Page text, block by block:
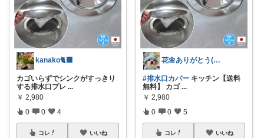
kanako🐈‍⬛
カゴいらずでシンクがすっきり
する排水口プレ ...
￥ 2,980
0 0 4
コレ いいね
花🌼ありがとう(*･ω･)*_ _)ﾍ
#排水口カバー キッチン【送料
無料】 カゴ ...
￥ 2,980
0 0 5
コレ いいね